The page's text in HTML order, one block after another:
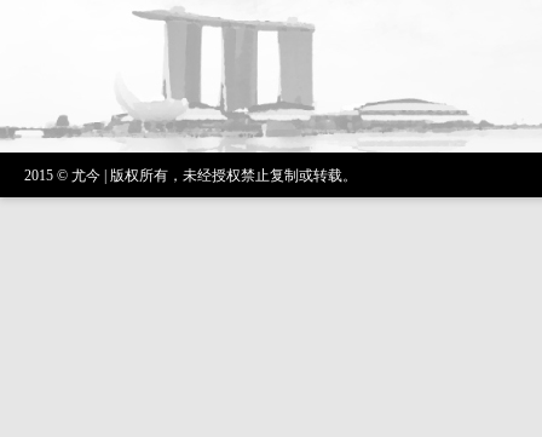
2015 © 尤今 | 版权所有，未经授权禁止复制或转载。